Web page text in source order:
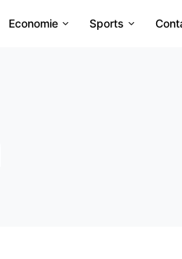
Economie Sports